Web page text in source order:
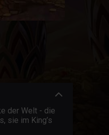
der Welt - die
sie im King’s